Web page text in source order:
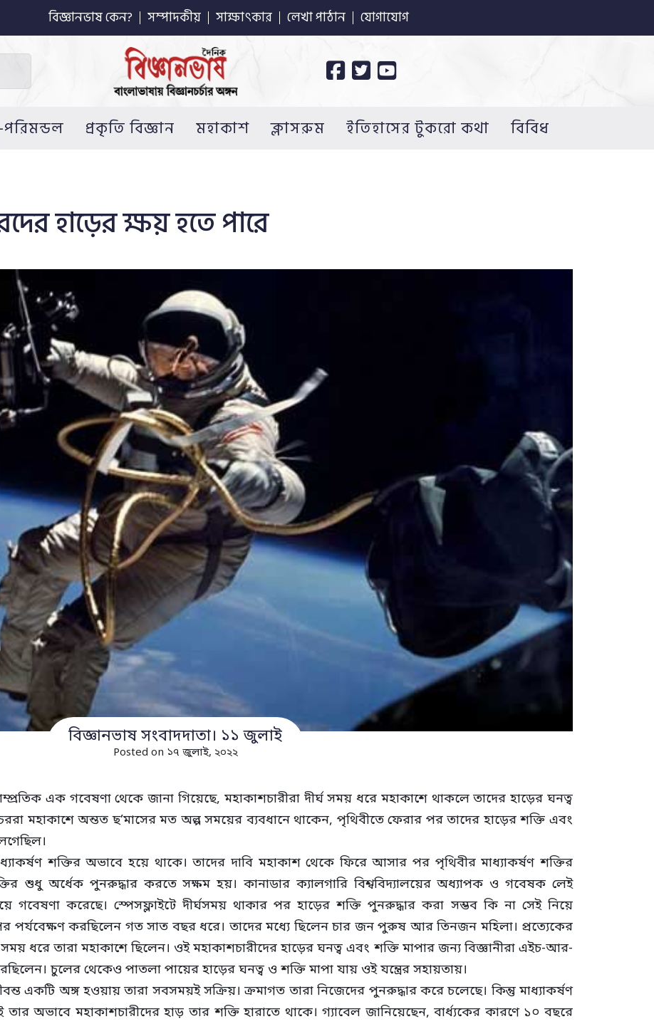
বিজ্ঞানভাষ কেন? সম্পাদকীয় সাক্ষাৎকার লেখা পাঠান যোগাযোগ
প্রকৃতি বিজ্ঞান মহাকাশ ক্লাসরুম ইতিহাসের টুকরো কথা বিবিধ
হাড়ের ক্ষয় হতে পারে
বিজ্ঞানভাষ সংবাদদাতা। ১১ জুলাই
Posted on ১৭ জুলাই, ২০২২
এক গবেষণা থেকে জানা গিয়েছে, মহাকাশচারীরা দীর্ঘ সময় ধরে মহাকাশে থাকলে তাদের হাড়ের ঘনত্ব
মহাকাশে অন্তত ছ’মাসের মত অল্প সময়ের ব্যবধানে থাকেন, পৃথিবীতে ফেরার পর তাদের হাড়ের শক্তি এবং
শক্তির অভাবে হয়ে থাকে। তাদের দাবি মহাকাশ থেকে ফিরে আসার পর পৃথিবীর মাধ্যাকর্ষণ শক্তির
শুধু অর্ধেক পুনরুদ্ধার করতে সক্ষম হয়। কানাডার ক্যালগারি বিশ্ববিদ্যালয়ের অধ্যাপক ও গবেষক লেই
গবেষণা করেছে। স্পেসফ্লাইটে দীর্ঘসময় থাকার পর হাড়ের শক্তি পুনরুদ্ধার করা সম্ভব কি না সেই নিয়ে
পর্যবেক্ষণ করছিলেন গত সাত বছর ধরে। তাদের মধ্যে ছিলেন চার জন পুরুষ আর তিনজন মহিলা। প্রত্যেকের
ধরে তারা মহাকাশে ছিলেন। ওই মহাকাশচারীদের হাড়ের ঘনত্ব এবং শক্তি মাপার জন্য বিজ্ঞানীরা এইচ-আর-
চুলের থেকেও পাতলা পায়ের হাড়ের ঘনত্ব ও শক্তি মাপা যায় ওই যন্ত্রের সহায়তায়।
একটি অঙ্গ হওয়ায় তারা সবসময়ই সক্রিয়। ক্রমাগত তারা নিজেদের পুনরুদ্ধার করে চলেছে। কিন্তু মাধ্যাকর্ষণ
অভাবে মহাকাশচারীদের হাড় তার শক্তি হারাতে থাকে। গ্যাবেল জানিয়েছেন, বার্ধ্যকের কারণে ১০ বছরে